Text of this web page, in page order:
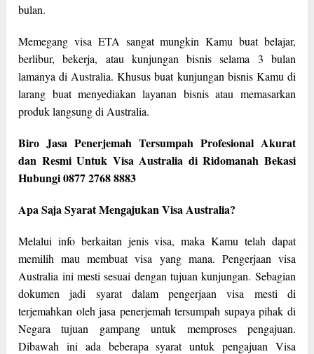
bulan.
Memegang visa ETA sangat mungkin Kamu buat belajar,
berlibur, bekerja, atau kunjungan bisnis selama 3 bulan
lamanya di Australia. Khusus buat kunjungan bisnis Kamu di
larang buat menyediakan layanan bisnis atau memasarkan
produk langsung di Australia.
Biro Jasa Penerjemah Tersumpah Profesional Akurat
dan Resmi Untuk Visa Australia di Ridomanah Bekasi
Hubungi 0877 2768 8883
Apa Saja Syarat Mengajukan Visa Australia?
Melalui info berkaitan jenis visa, maka Kamu telah dapat
memilih mau membuat visa yang mana. Pengerjaan visa
Australia ini mesti sesuai dengan tujuan kunjungan. Sebagian
dokumen jadi syarat dalam pengerjaan visa mesti di
terjemahkan oleh jasa penerjemah tersumpah supaya pihak di
Negara tujuan gampang untuk memproses pengajuan.
Dibawah ini ada beberapa syarat untuk pengajuan Visa